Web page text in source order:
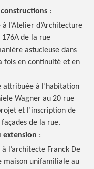
constructions :
l’Atelier d’Architecture
de la rue
astucieuse dans
fois en continuité et en
attribuée à l’habitation
Wagner au 20 rue
et l’inscription de
de la rue.
extension :
l’architecte Franck De
maison unifamiliale au